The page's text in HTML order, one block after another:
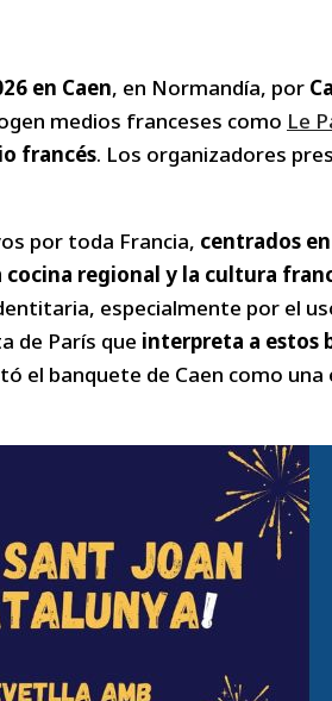
en Caen, en Normandía, por
medios franceses como Le
francés. Los organizadores
por toda Francia, centrados
regional y la cultura
especialmente por el
de París que interpreta a estos
el banquete de Caen como